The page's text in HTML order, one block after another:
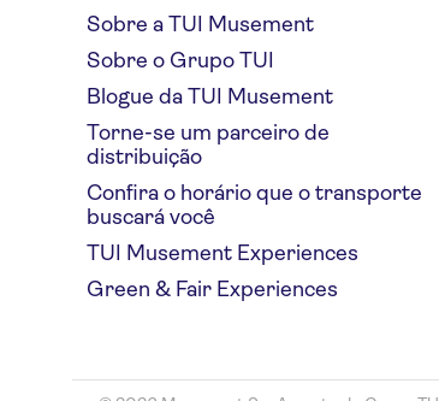
Sobre a TUI Musement
Sobre o Grupo TUI
Blogue da TUI Musement
Torne-se um parceiro de
distribuição
Confira o horário que o transporte
buscará você
TUI Musement Experiences
Green & Fair Experiences